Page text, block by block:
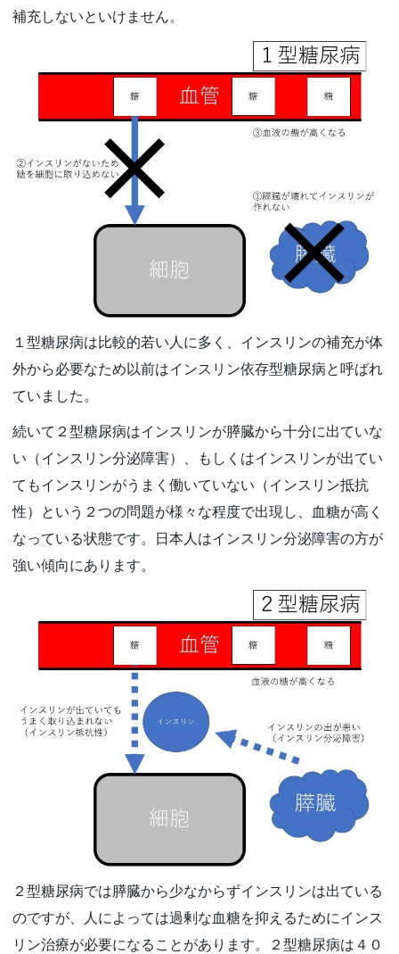
補充しないといけません。
１型糖尿病は比較的若い人に多く、インスリンの補充が体
外から必要なため以前はインスリン依存型糖尿病と呼ばれ
ていました。
続いて２型糖尿病はインスリンが膵臓から十分に出ていな
い（インスリン分泌障害）、もしくはインスリンが出てい
てもインスリンがうまく働いていない（インスリン抵抗
性）という２つの問題が様々な程度で出現し、血糖が高く
なっている状態です。日本人はインスリン分泌障害の方が
強い傾向にあります。
２型糖尿病では膵臓から少なからずインスリンは出ている
のですが、人によっては過剰な血糖を抑えるためにインス
リン治療が必要になることがあります。２型糖尿病は４０